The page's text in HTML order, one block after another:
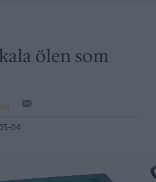
ölen som
04